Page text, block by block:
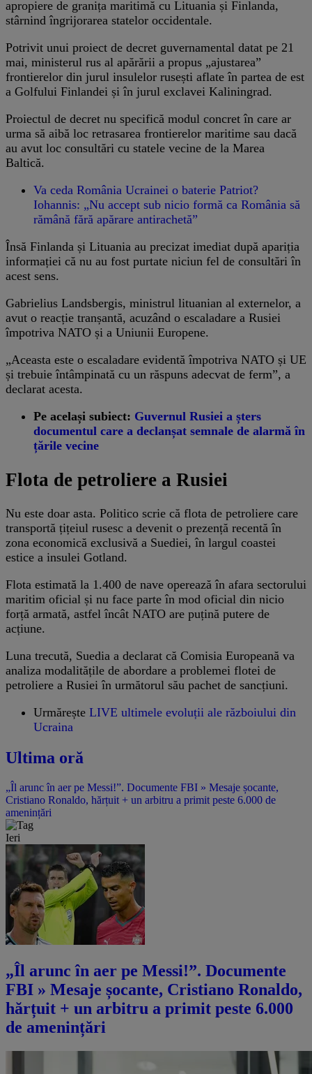
apropiere de granița maritimă cu Lituania și Finlanda,
stârnind îngrijorarea statelor occidentale.
Potrivit unui proiect de decret guvernamental datat pe 21
mai, ministerul rus al apărării a propus „ajustarea”
frontierelor din jurul insulelor rusești aflate în partea de est
a Golfului Finlandei și în jurul exclavei Kaliningrad.
Proiectul de decret nu specifică modul concret în care ar
urma să aibă loc retrasarea frontierelor maritime sau dacă
au avut loc consultări cu statele vecine de la Marea
Baltică.
Va ceda România Ucrainei o baterie Patriot?
Iohannis: „Nu accept sub nicio formă ca România să
rămână fără apărare antirachetă”
Însă Finlanda și Lituania au precizat imediat după apariția
informației că nu au fost purtate niciun fel de consultări în
acest sens.
Gabrielius Landsbergis, ministrul lituanian al externelor, a
avut o reacție tranșantă, acuzând o escaladare a Rusiei
împotriva NATO și a Uniunii Europene.
„Aceasta este o escaladare evidentă împotriva NATO și UE
și trebuie întâmpinată cu un răspuns adecvat de ferm”, a
declarat acesta.
Pe același subiect: Guvernul Rusiei a șters
documentul care a declanșat semnale de alarmă în
țările vecine
Flota de petroliere a Rusiei
Nu este doar asta. Politico scrie că flota de petroliere care
transportă țițeiul rusesc a devenit o prezență recentă în
zona economică exclusivă a Suediei, în largul coastei
estice a insulei Gotland.
Flota estimată la 1.400 de nave operează în afara sectorului
maritim oficial și nu face parte în mod oficial din nicio
forță armată, astfel încât NATO are puțină putere de
acțiune.
Luna trecută, Suedia a declarat că Comisia Europeană va
analiza modalitățile de abordare a problemei flotei de
petroliere a Rusiei în următorul său pachet de sancțiuni.
Urmărește LIVE ultimele evoluții ale războiului din
Ucraina
Ultima oră
„Îl arunc în aer pe Messi!”. Documente FBI » Mesaje șocante,
Cristiano Ronaldo, hărțuit + un arbitru a primit peste 6.000 de
amenințări
Ieri
„Îl arunc în aer pe Messi!”. Documente
FBI » Mesaje șocante, Cristiano Ronaldo,
hărțuit + un arbitru a primit peste 6.000
de amenințări